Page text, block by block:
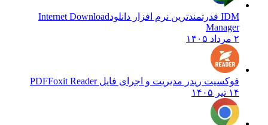
Internet Download
Manager
فوکسیت ریدر مدیریت و اجرای فایل PDFFoxit Reader